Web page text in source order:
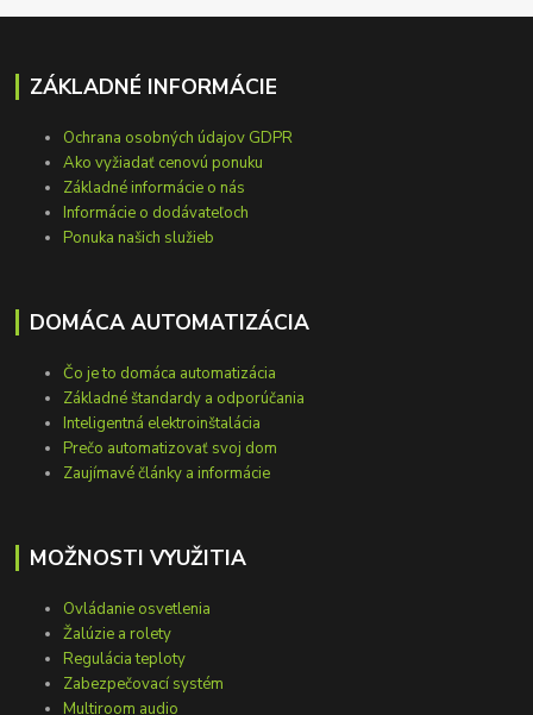
ZÁKLADNÉ INFORMÁCIE
Ochrana osobných údajov GDPR
Ako vyžiadať cenovú ponuku
Základné informácie o nás
Informácie o dodávateľoch
Ponuka našich služieb
DOMÁCA AUTOMATIZÁCIA
Čo je to domáca automatizácia
Základné štandardy a odporúčania
Inteligentná elektroinštalácia
Prečo automatizovať svoj dom
Zaujímavé články a informácie
MOŽNOSTI VYUŽITIA
Ovládanie osvetlenia
Žalúzie a rolety
Regulácia teploty
Zabezpečovací systém
Multiroom audio